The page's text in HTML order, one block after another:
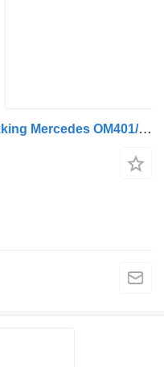
Mercedes-Benz Carterpan pakking Mercedes OM401/421/441 a4410140022 oljetrågspackning till lastbil